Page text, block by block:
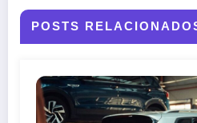
POSTS